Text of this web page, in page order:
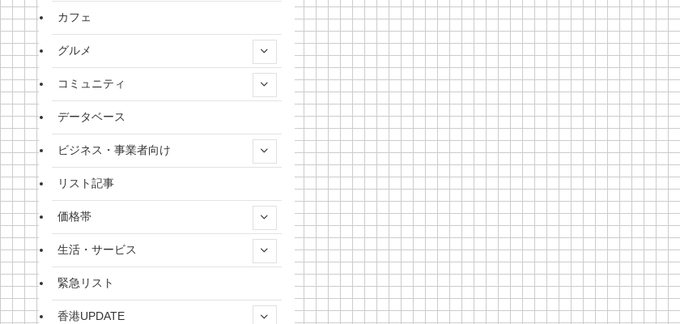
カフェ
グルメ
コミュニティ
データベース
ビジネス・事業者向け
リスト記事
価格帯
生活・サービス
緊急リスト
香港UPDATE